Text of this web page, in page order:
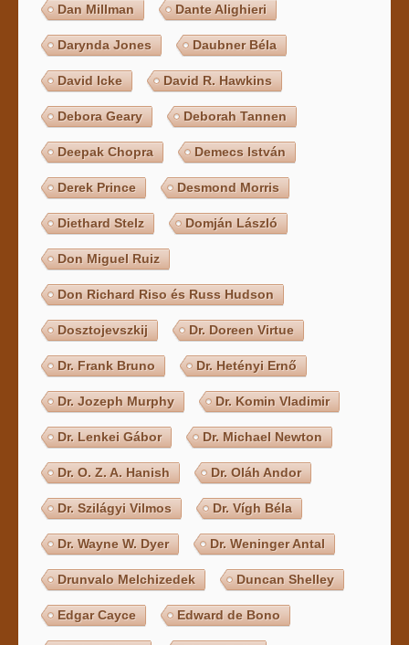
Dan Millman Dante Alighieri
Darynda Jones Daubner Béla
David Icke David R. Hawkins
Debora Geary Deborah Tannen
Deepak Chopra Demecs István
Derek Prince Desmond Morris
Diethard Stelz Domján László
Don Miguel Ruiz
Don Richard Riso és Russ Hudson
Dosztojevszkij Dr. Doreen Virtue
Dr. Frank Bruno Dr. Hetényi Ernő
Dr. Jozeph Murphy Dr. Komin Vladimir
Dr. Lenkei Gábor Dr. Michael Newton
Dr. O. Z. A. Hanish Dr. Oláh Andor
Dr. Szilágyi Vilmos Dr. Vígh Béla
Dr. Wayne W. Dyer Dr. Weninger Antal
Drunvalo Melchizedek Duncan Shelley
Edgar Cayce Edward de Bono